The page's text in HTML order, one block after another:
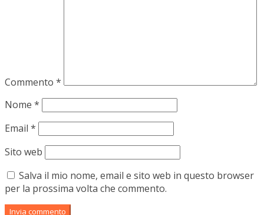
Commento *
Nome *
Email *
Sito web
Salva il mio nome, email e sito web in questo browser
per la prossima volta che commento.